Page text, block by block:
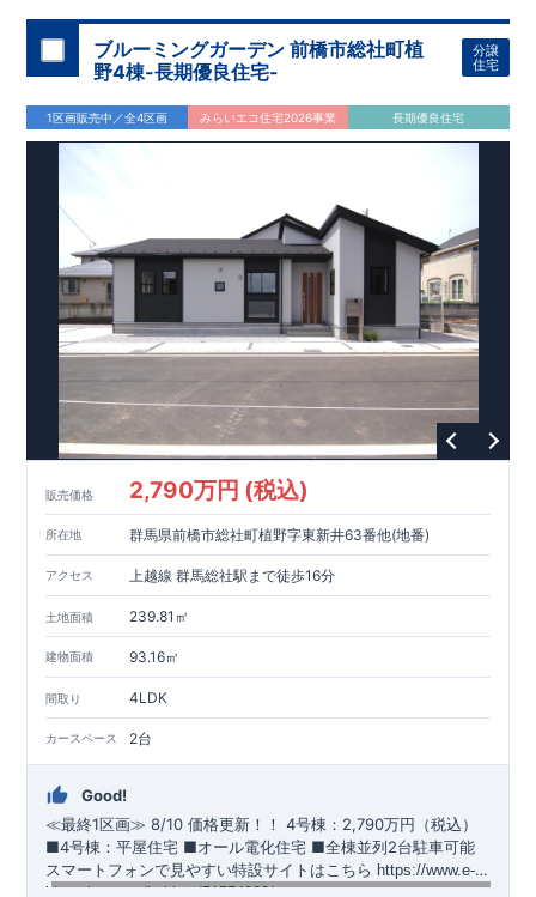
​段差のないシームアンダーボウル仕様でお手入れ簡単◎
​・主寝室には
アクセントクロス使用♪
​↓↓クリックで詳細ご紹介
◆充実のアフターサポート◆
​東栄住宅では、お引き渡し後最大4回の無料点検と、最長60年
スを外部の業者に委託せず、
​東栄住宅グループ「東栄ホームサービス株式会社」にて責任を
もって対応いたします。
​​↓↓クリックで詳細ご紹介
◆長期優良住宅
​当物件は国から定められた7つの技術基準をクリアした認定住
宅！
​住宅ローンの金利優遇、税金面の優遇が得られるなどの、金銭
的メリットが大きいのも魅力です。
​東栄住宅はパワービルダーで所得数No.1です！
​​↓↓クリックで詳細ご紹介
​◆耐震＋制震。東栄セーフティーダンパー
​大きな揺れから家を守るだけではなく揺れそのものを軽減
​建築基準法に定められた、「数百年に一度発生する地震に対し
て、倒壊、崩壊しない」
​という基準から、さらに1.5倍の耐震力を達成しています。
注文住宅のような個性あふれる間取り、
​住宅品質を担保しながらも
ーミングガーデンの魅力です。
「ここまでやってこの価格」
ブルーミングガーデン 前橋市総社町植
野4棟-長期優良住宅-
分譲
住宅
1区画販売中／全4区画 みらいエコ住宅2026事業 長期優良住宅
販売価格 2,790万円 (税込)
所在地 群馬県前橋市総社町植野字東新井63番他(地番)
アクセス 上越線 群馬総社駅まで徒歩16分
土地面積 239.81㎡
建物面積 93.16㎡
間取り 4LDK
カースペース 2台
Good!
≪最終1区画≫ ​8/10 価格更新！！ ​4号棟：2,790万円（税込）
■4号棟：平屋住宅 ​■オール電化住宅 ​■全棟並列2台駐車可能 ​
スマートフォンで見やすい特設サイトはこちら https://www.e-
blooming.com/bukken/51574032/